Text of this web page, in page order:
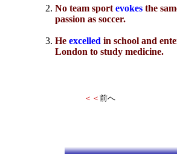
2. No team sport evokes the
passion as soccer.
3. He excelled in school and
London to study medicine.
＜＜ 前へ